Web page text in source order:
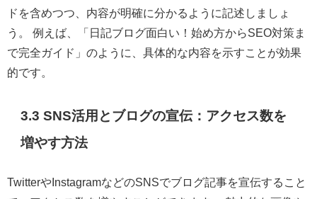
ドを含めつつ、内容が明確に分かるように記述しましょ
う。 例えば、「日記ブログ面白い！始め方からSEO対策ま
で完全ガイド」のように、具体的な内容を示すことが効果
的です。
3.3 SNS活用とブログの宣伝：アクセス数を
増やす方法
TwitterやInstagramなどのSNSでブログ記事を宣伝すること